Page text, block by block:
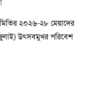
২০২৬-২৮ মেয়াদের
জুলাই) উৎসবমুখর পরিবেশ